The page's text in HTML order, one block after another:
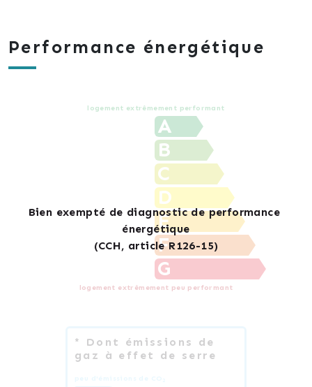
Performance énergétique
logement extrêmement performant
A
B
C
D
E
F
G
logement extrêmement peu performant
* Dont émissions de
gaz à effet de serre